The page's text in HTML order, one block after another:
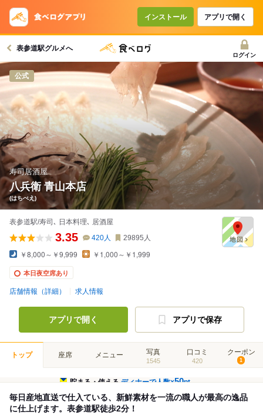
インストール アプリで開く
表参道駅グルメへ
ログイン
公式
寿司居酒屋
八兵衛 青山本店
(はちべえ)
表参道駅/寿司､ 日本料理､ 居酒屋
3.35 420人 29895 人
￥8,000～￥9,999 ￥1,000～￥1,999
本日夜空席あり
店舗情報（詳細） 求人情報
アプリで開く アプリで保存
トップ 座席 メニュー 写真
1545
口コミ
420
クーポン
1
貯まる・使えるディナーで人数×50pt
毎日産地直送で仕入ている、新鮮素材を一流の職人が最高の逸品
に仕上げます。表参道駅徒歩2分！
コースで使えるクーポン
戻る
クーポンを利用せず予約する